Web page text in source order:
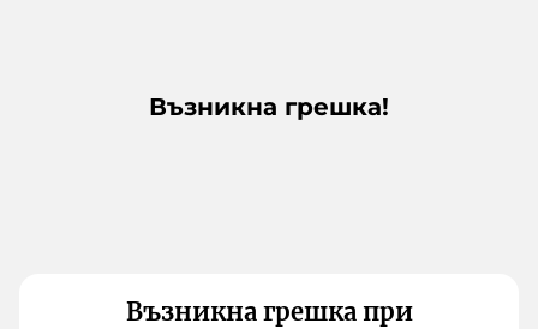
Възникна грешка!
Възникна грешка при